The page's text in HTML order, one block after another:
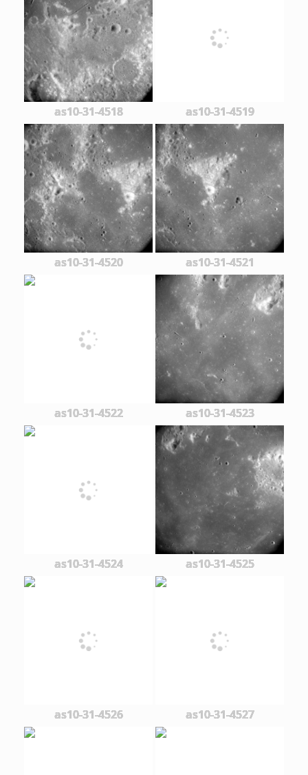
as10-31-4518 as10-31-4519
as10-31-4520 as10-31-4521
as10-31-4522 as10-31-4523
as10-31-4524 as10-31-4525
as10-31-4526 as10-31-4527